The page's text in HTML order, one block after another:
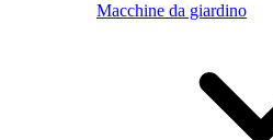
Macchine da giardino